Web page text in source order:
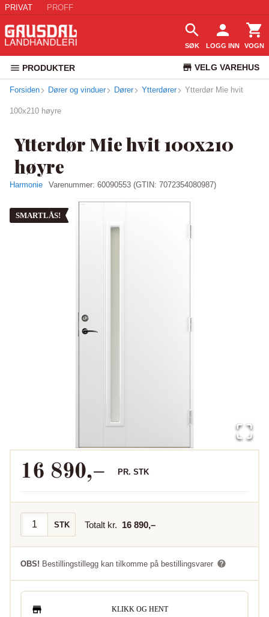
PRIVAT PROFF
SØK LOGG INN VOGN
PRODUKTER VELG VAREHUS
KUNDESERVICE
Forsiden Dører og vinduer Dører Ytterdører Ytterdør Mie hvit
100x210 høyre
Ytterdør Mie hvit 100x210
høyre
Harmonie Varenummer: 60090553 (GTIN: 7072354080987)
SMARTLÅS!
16 890,– PR. STK
STK Totalt kr. 16 890,–
OBS! Bestillingstillegg kan tilkomme på bestillingsvarer
KLIKK OG HENT